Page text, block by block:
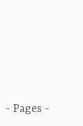
Pages